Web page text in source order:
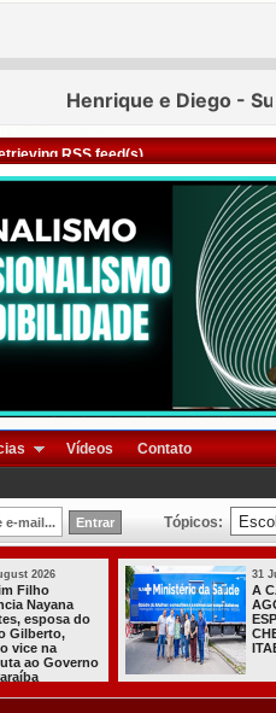
RSS feed(s)
Vídeos Contato
Tópicos:
DO
TEM
À
31 July